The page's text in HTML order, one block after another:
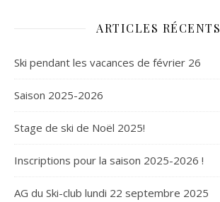
ARTICLES RÉCENTS
Ski pendant les vacances de février 26
Saison 2025-2026
Stage de ski de Noël 2025!
Inscriptions pour la saison 2025-2026 !
AG du Ski-club lundi 22 septembre 2025